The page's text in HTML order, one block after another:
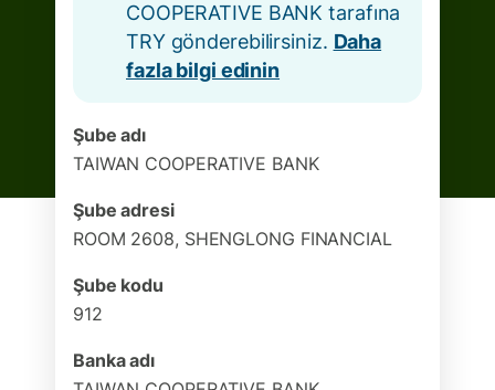
COOPERATIVE BANK tarafına
TRY gönderebilirsiniz. Daha
fazla bilgi edinin
Şube adı
TAIWAN COOPERATIVE BANK
Şube adresi
ROOM 2608, SHENGLONG FINANCIAL
Şube kodu
912
Banka adı